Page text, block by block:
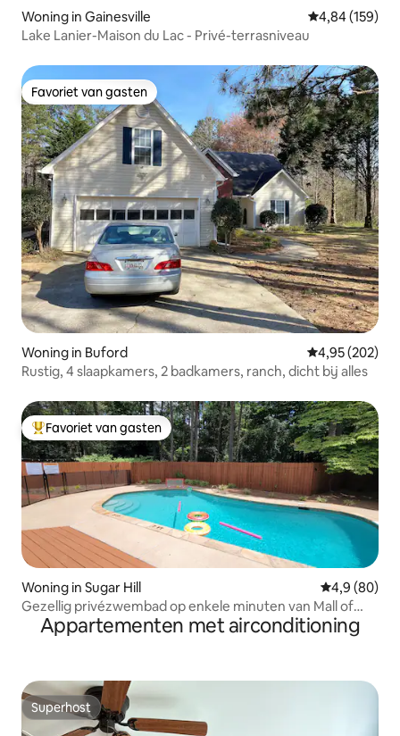
Woning in Gainesville Gemiddelde
4,84 (159)
Lake Lanier-Maison du Lac - Privé-terrasniveau
Favoriet van gasten
Favoriet van gasten
Woning in Buford Gemiddelde
4,95 (202)
Rustig, 4 slaapkamers, 2 badkamers, ranch, dicht bij alles
Topfavoriet van gasten
Favoriet van gasten
Woning in Sugar Hill Gemiddelde
4,9 (80)
Gezellig privézwembad op enkele minuten van Mall of
Georgia
Appartementen met airconditioning
Superhost
Superhost